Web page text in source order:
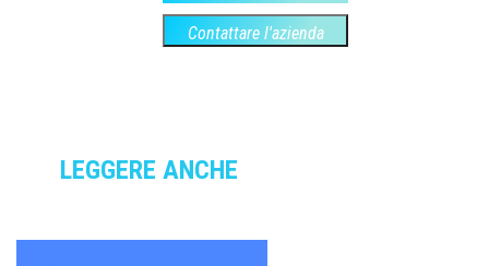
Contattare l'azienda
LEGGERE ANCHE